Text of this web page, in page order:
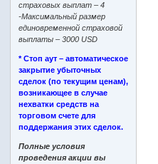
страховых выплат – 4
-Максимальный размер
единовременной страховой
выплаты – 3000 USD
* Стоп аут – автоматическое
закрытие убыточных
сделок (по текущим ценам),
возникающее в случае
нехватки средств на
торговом счете для
поддержания этих сделок.
Полные условия
проведения акции вы